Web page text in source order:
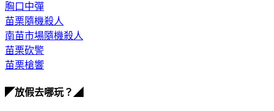
胸口中彈
苗栗隨機殺人
南苗市場隨機殺人
苗栗砍警
苗栗槍響
◤放假去哪玩？◢